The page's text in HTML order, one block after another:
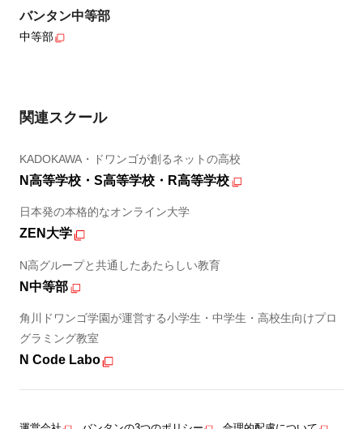
バンタン中等部
中等部
関連スクール
KADOKAWA・ドワンゴが創るネットの高校
N高等学校・S高等学校・R高等学校
日本発の本格的なオンライン大学
ZEN大学
N高グループと共通したあたらしい教育
N中等部
角川ドワンゴ学園が運営する小学生・中学生・高校生向けプロ
グラミング教室
N Code Labo